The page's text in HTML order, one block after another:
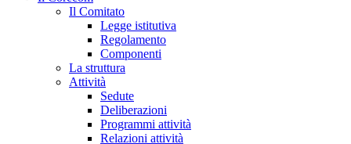
Il Comitato
Legge istitutiva
Regolamento
Componenti
La struttura
Attività
Sedute
Deliberazioni
Programmi attività
Relazioni attività